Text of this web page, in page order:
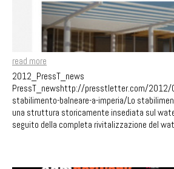
read more
2012_PressT_news
PressT_newshttp://presstletter.com/2012/
stabilimento-balneare-a-imperia/Lo
una struttura storicamente insediata sul
seguito della completa rivitalizzazione del